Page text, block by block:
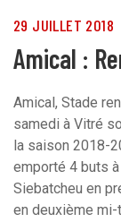
29 JUILLET 2018
Amical :
Amical, Stade
samedi à Vitré
la saison 2018-
emporté 4 buts
Siebatcheu en
en deuxième mi-